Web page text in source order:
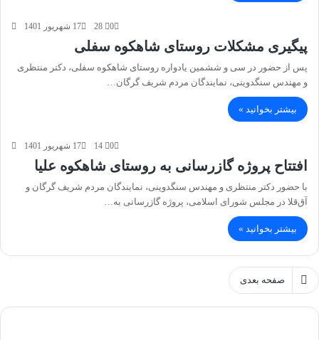
17 شهریور 1401 0
پیگیری مشکلات روستای شاهکوه سفلی
پس از حضور در سی و ششمین یادواره روستای شاهکوه سفلی، دکتر منتظری
و مهندس سنگدوینی، نمایندگان مردم شریف گرگان…
بیشتر بخوانید »
17 شهریور 1401 0
افتتاح پروژه گازرسانی به روستای شاهکوه علیا
با حضور دکتر منتظری و مهندس سنگدوینی، نمایندگان مردم شریف گرگان و
آق‌قلا در مجلس شورای اسلامی، پروژه گازرسانی به…
بیشتر بخوانید »
صفحه بعدی